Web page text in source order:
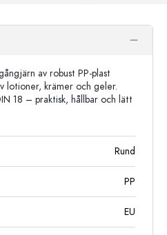
av robust PP-plast
lotioner, krämer och geler.
18 – praktisk, hållbar och lätt
Rund
PP
EU